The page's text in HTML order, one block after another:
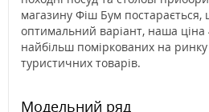
магазину Фіш Бум постарається,
оптимальний варіант, наша ціна
найбільш поміркованих на
туристичних товарів.
Модельний ряд